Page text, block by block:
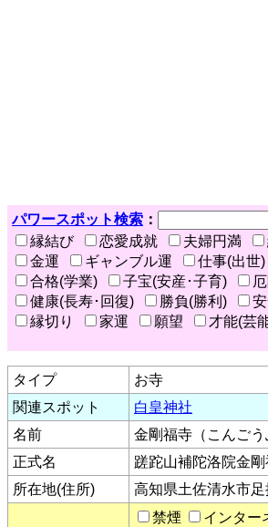
パワースポット検索 ：
縁結び
恋愛成就 夫婦円満
金運
ギャンブル運 仕事(出世)
合格(学業)
子宝(安産･子育)
健康(長寿･回復)
勝負(勝利)
縁切り
家運 願望 才能(芸
タイプ
お寺
関連スポット
白皇神社
名前
金剛福寺（こんごう
正式名
蹉跎山補陀洛院金
所在地(住所)
高知県土佐清水市
禁煙 インター